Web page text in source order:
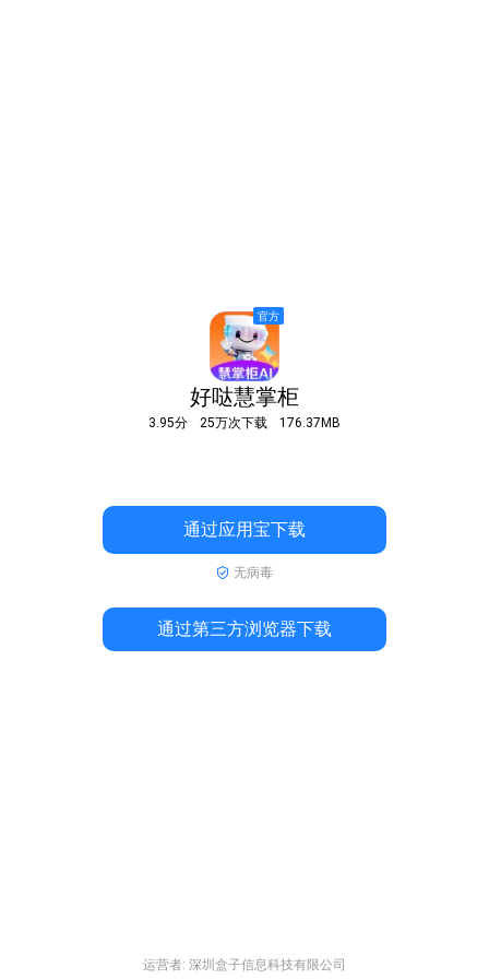
好哒慧掌柜
3.95分 25万次下载 176.37MB
通过应用宝下载
无病毒
通过第三方浏览器下载
运营者: 深圳盒子信息科技有限公司